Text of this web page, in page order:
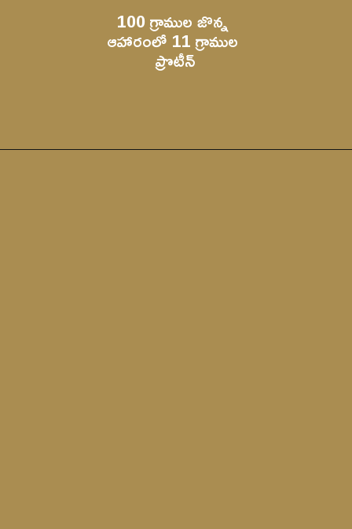
100 గ్రాముల జొన్న
ఆహారంలో 11 గ్రాముల
ప్రొటీన్